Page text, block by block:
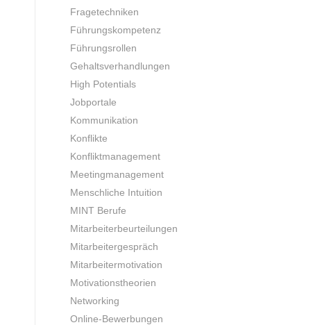
Fragetechniken
Führungskompetenz
Führungsrollen
Gehaltsverhandlungen
High Potentials
Jobportale
Kommunikation
Konflikte
Konfliktmanagement
Meetingmanagement
Menschliche Intuition
MINT Berufe
Mitarbeiterbeurteilungen
Mitarbeitergespräch
Mitarbeitermotivation
Motivationstheorien
Networking
Online-Bewerbungen